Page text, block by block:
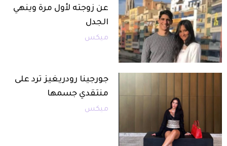
عن زوجته لأول مرة وينهي
الجدل
ميكس
جورجينا رودريغيز ترد على
منتقدي جسمها
ميكس